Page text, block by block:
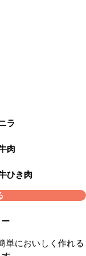
ラ
肉
ひき肉
単においしく作れる